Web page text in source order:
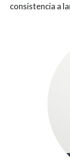
consistencia a